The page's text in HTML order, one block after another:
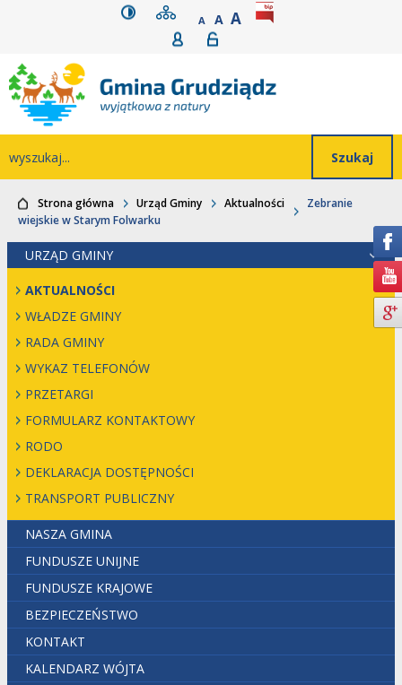
Przejdź do głównego
Przejdź do treści
Przejdź do
wyszukiwarki
Przejdź do mapywersja kontrastowa
mapa serwisu
A POMNIEJSZ CZCIONKĘ
A STANDARDOWY ROZMIAR
A POWIĘKSZ
rozmiar czcionki
Rejestracja
Strona główna Urząd Gminy Aktualności
Zebranie
wiejskie w Starym Folwarku
URZĄD GMINY
AKTUALNOŚCI
WŁADZE GMINY
RADA GMINY
WYKAZ TELEFONÓW
PRZETARGI
FORMULARZ KONTAKTOWY
RODO
DEKLARACJA DOSTĘPNOŚCI
TRANSPORT PUBLICZNY
NASZA GMINA
FUNDUSZE UNIJNE
FUNDUSZE KRAJOWE
BEZPIECZEŃSTWO
KONTAKT
KALENDARZ WÓJTA